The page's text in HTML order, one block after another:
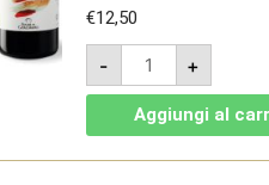
€12,50
-
Vigne
Salve
Negroamaro
2019
IGT
Salento
+
Aggiungi al